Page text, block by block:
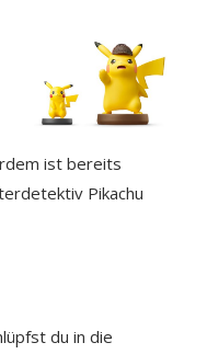
ist bereits
Pikachu
du in die